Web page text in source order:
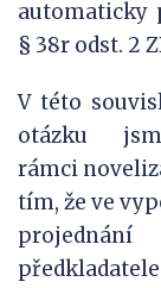
automaticky
§ 38r odst. 2
V této
otázku
rámci
tím, že ve